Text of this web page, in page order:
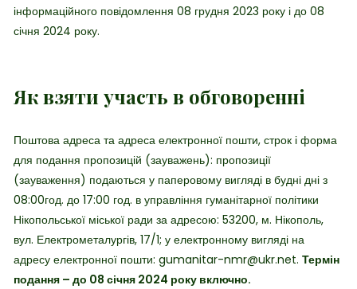
інформаційного повідомлення 08 грудня 2023 року і до 08
січня 2024 року.
Як взяти участь в обговоренні
Поштова адреса та адреса електронної пошти, строк і форма
для подання пропозицій (зауважень): пропозиції
(зауваження) подаються у паперовому вигляді в будні дні з
08:00год. до 17:00 год. в управління гуманітарної політики
Нікопольської міської ради за адресою: 53200, м. Нікополь,
вул. Електрометалургів, 17/1; у електронному вигляді на
адресу електронної пошти: gumanitar-nmr@ukr.net. Термін
подання – до 08 січня 2024 року включно.